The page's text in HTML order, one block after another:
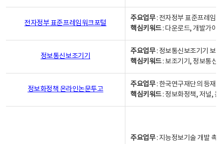
전자정부 표준프레임워크포털
주요업무: 전자정부 표준프레임
핵심키워드: 다운로드, 개발가이
정보통신보조기기
주요업무: 정보통신보조기기 보
핵심키워드: 보조기기, 정보통신
정보화정책 온라인논문투고
주요업무: 한국연구재단의 등재
핵심키워드: 정보화정책, 저널,
주요업무: 지능정보기술 개발 촉